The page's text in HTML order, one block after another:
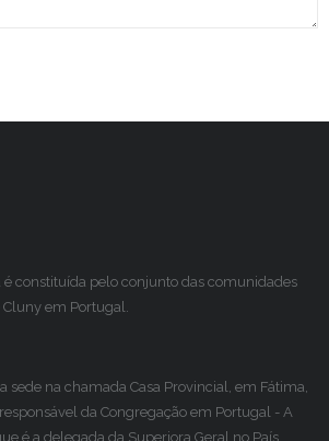
é constituída pelo conjunto das comunidades
Cluny em Portugal.
sede na chamada Casa Provincial, em Fátima,
da Congregação em Portugal - A
é a delegada da Superiora Geral no País.